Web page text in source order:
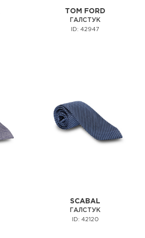
TOM FORD
ГАЛСТУК
ID: 42947
SCABAL
ГАЛСТУК
ID: 42120